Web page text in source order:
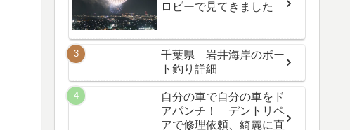
ロビーで見てきました
千葉県 岩井海岸のボー
ト釣り詳細
自分の車で自分の車をド
アパンチ！ デントリペ
アで修理依頼、綺麗に直